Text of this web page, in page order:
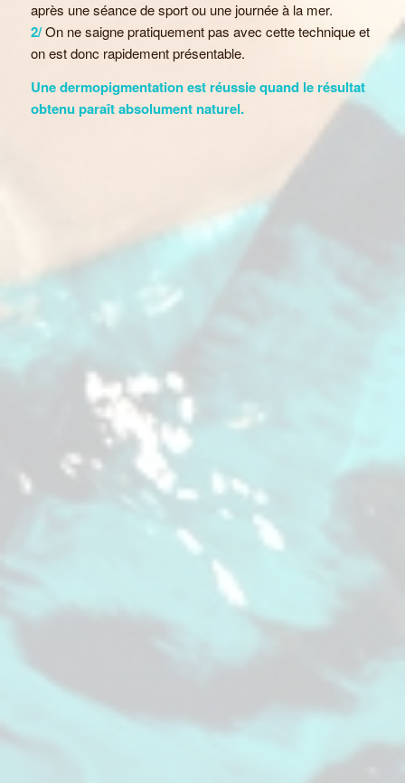
après une séance de sport ou une journée à la mer.
2/On ne saigne pratiquement pas avec cette technique et
on est donc rapidement présentable.
Une dermopigmentation est réussie quand le résultat
obtenu paraît absolument naturel.